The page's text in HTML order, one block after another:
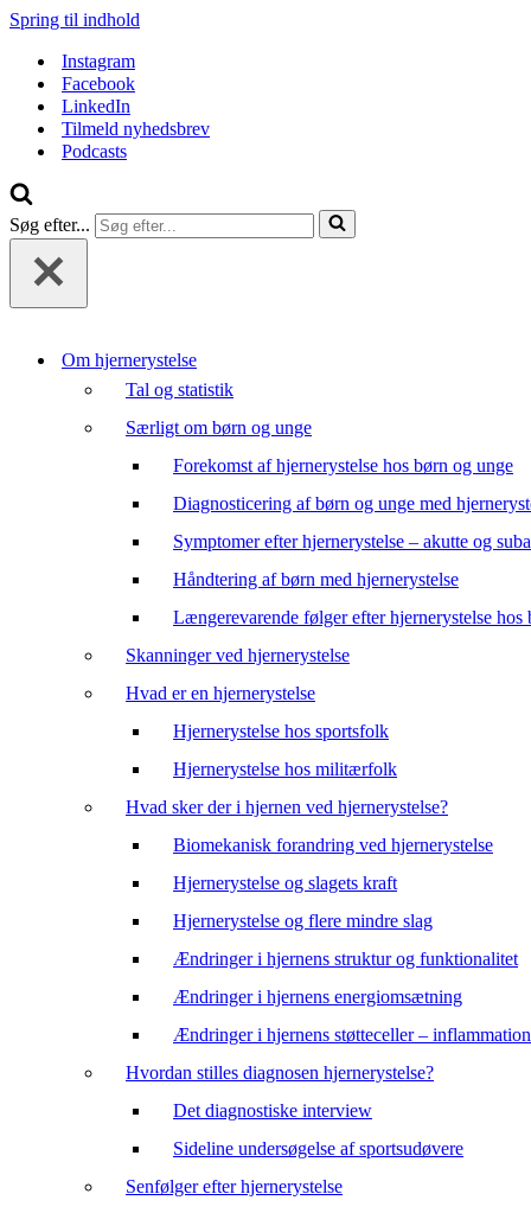
Spring til indhold
Instagram
Facebook
LinkedIn
Tilmeld nyhedsbrev
Podcasts
Søg efter...
Om hjernerystelse
Tal og statistik
Særligt om børn og unge
Forekomst af hjernerystelse hos børn og unge
Diagnosticering af børn og unge med
Symptomer efter hjernerystelse – akutte og
Håndtering af børn med hjernerystelse
Længerevarende følger efter hjernerystelse hos
Skanninger ved hjernerystelse
Hvad er en hjernerystelse
Hjernerystelse hos sportsfolk
Hjernerystelse hos militærfolk
Hvad sker der i hjernen ved hjernerystelse?
Biomekanisk forandring ved hjernerystelse
Hjernerystelse og slagets kraft
Hjernerystelse og flere mindre slag
Ændringer i hjernens struktur og funktionalitet
Ændringer i hjernens energiomsætning
Ændringer i hjernens støtteceller – inflammation
Hvordan stilles diagnosen hjernerystelse?
Det diagnostiske interview
Sideline undersøgelse af sportsudøvere
Senfølger efter hjernerystelse